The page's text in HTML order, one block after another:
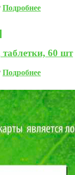
Подробнее
таблетки, 60 шт
Подробнее